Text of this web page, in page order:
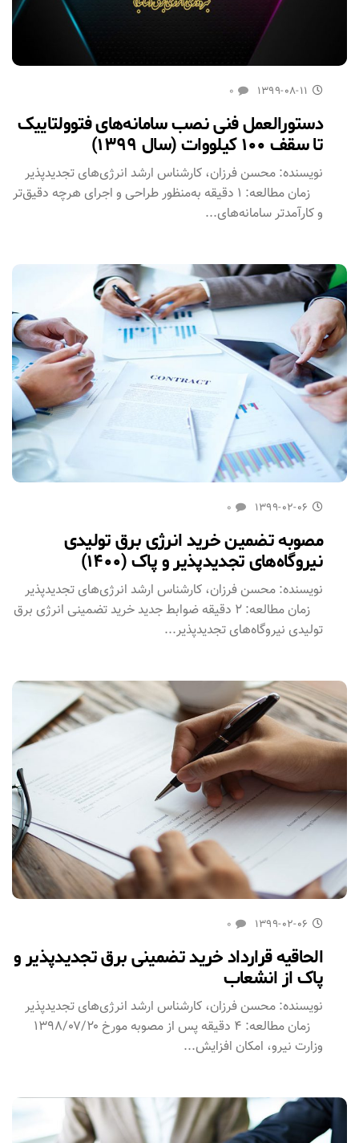
۱۳۹۹-۰۸-۱۱ ۰
دستورالعمل فنی نصب سامانه‌های فتوولتاییک
تا سقف ۱۰۰ کیلووات (سال ۱۳۹۹)
نویسنده: محسن فرزان، کارشناس ارشد انرژی‌های تجدیدپذیر
زمان مطالعه: ۱ دقیقه به‌منظور طراحی و اجرای هرچه دقیق‌تر
و کارآمدتر سامانه‌های...
۱۳۹۹-۰۲-۰۶ ۰
مصوبه تضمین خرید انرژی برق تولیدی
نیروگاه‌های تجدیدپذیر و پاک (۱۴۰۰)
نویسنده: محسن فرزان، کارشناس ارشد انرژی‌های تجدیدپذیر
زمان مطالعه: ۲ دقیقه ضوابط جدید خرید تضمینی انرژی برق
تولیدی نیروگاه‌های تجدیدپذیر...
۱۳۹۹-۰۲-۰۶ ۰
الحاقیه قرارداد خرید تضمینی برق تجدیدپذیر و
پاک از انشعاب
نویسنده: محسن فرزان، کارشناس ارشد انرژی‌های تجدیدپذیر
زمان مطالعه: ۴ دقیقه پس از مصوبه مورخ ۱۳۹۸/۰۷/۲۰
وزارت نیرو، امکان افزایش...